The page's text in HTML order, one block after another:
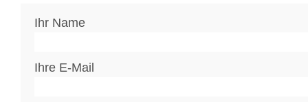
Ihr Name
Ihre E-Mail